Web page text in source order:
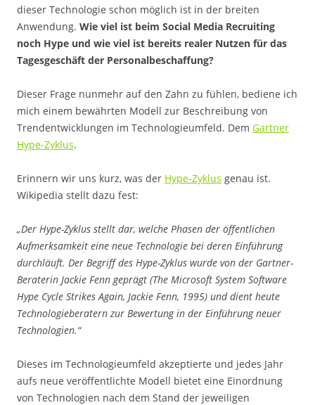
dieser Technologie schon möglich ist in der breiten
Anwendung. Wie viel ist beim Social Media Recruiting
noch Hype und wie viel ist bereits realer Nutzen für das
Tagesgeschäft der Personalbeschaffung?
Dieser Frage nunmehr auf den Zahn zu fühlen, bediene ich
mich einem bewährten Modell zur Beschreibung von
Trendentwicklungen im Technologieumfeld. Dem Gartner
Hype-Zyklus.
Erinnern wir uns kurz, was der Hype-Zyklus genau ist.
Wikipedia stellt dazu fest:
„Der Hype-Zyklus stellt dar, welche Phasen der öffentlichen
Aufmerksamkeit eine neue Technologie bei deren Einführung
durchläuft. Der Begriff des Hype-Zyklus wurde von der Gartner-
Beraterin Jackie Fenn geprägt (The Microsoft System Software
Hype Cycle Strikes Again, Jackie Fenn, 1995) und dient heute
Technologieberatern zur Bewertung in der Einführung neuer
Technologien.“
Dieses im Technologieumfeld akzeptierte und jedes Jahr
aufs neue veröffentlichte Modell bietet eine Einordnung
von Technologien nach dem Stand der jeweiligen